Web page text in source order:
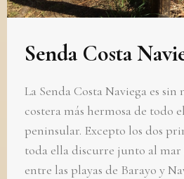
Senda Costa
La Senda Costa Naviega es
costera más hermosa de todo
peninsular. Excepto los dos
toda ella discurre junto al mar
entre las playas de Barayo y